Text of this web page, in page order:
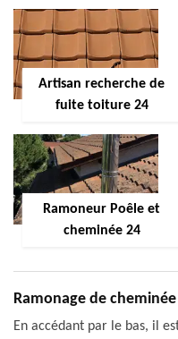
Artisan recherche de
fuite toiture 24
Ramoneur Poêle et
cheminée 24
Ramonage de
En accédant par le bas, il